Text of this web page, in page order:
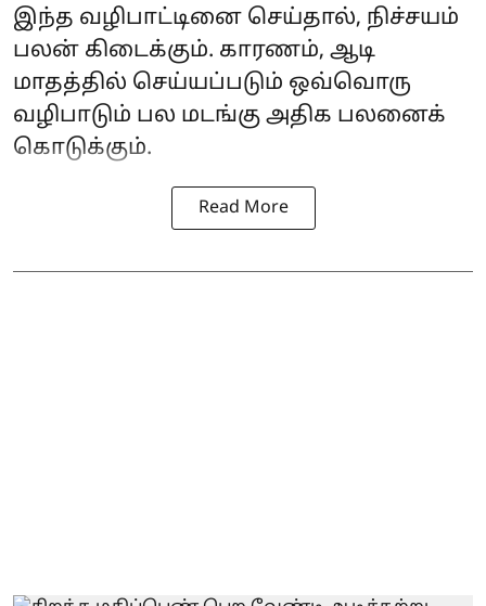
இந்த வழிபாட்டினை செய்தால், நிச்சயம்
பலன் கிடைக்கும். காரணம், ஆடி
மாதத்தில் செய்யப்படும் ஒவ்வொரு
வழிபாடும் பல மடங்கு அதிக பலனைக்
கொடுக்கும்.
Read More